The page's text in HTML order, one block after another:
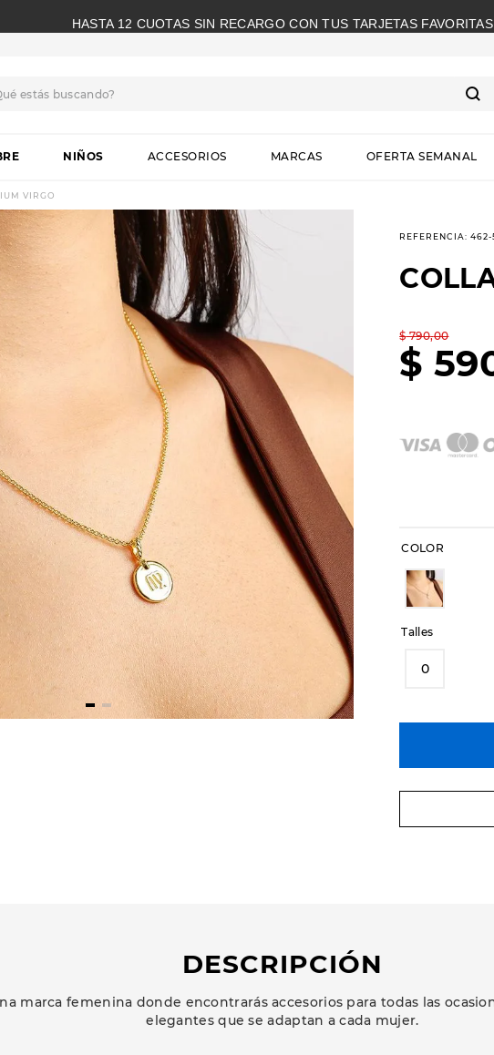
HASTA 12 CUOTAS SIN RECARGO CON TUS TARJETAS FAVORITAS
NIÑOS ACCESORIOS MARCAS OFERTA SEMANAL
VIRGO
REFERENCIA:462-
$ 790,00
$
COLOR
Talles
0
DESCRIPCIÓN
marca femenina donde encontrarás accesorios para todas las
elegantes que se adaptan a cada mujer.
ins